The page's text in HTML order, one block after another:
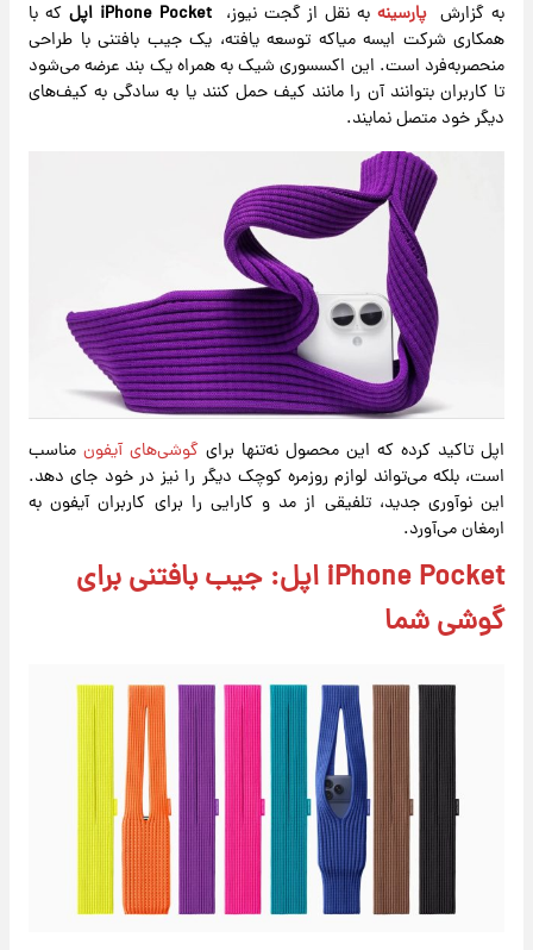
به گزارش پارسینهبه نقل از گجت نیوز،iPhone Pocket اپل
که با
همکاری شرکت ایسه میاکه توسعه یافته، یک جیب بافتنی با طراحی
منحصربه‌فرد است. این اکسسوری شیک به همراه یک بند عرضه می‌شود
تا کاربران بتوانند آن را مانند کیف حمل کنند یا به سادگی به کیف‌های
دیگر خود متصل نمایند.
اپل تاکید کرده که این محصول نه‌تنها برای گوشی‌های آیفون مناسب
است، بلکه می‌تواند لوازم روزمره کوچک دیگر را نیز در خود جای دهد.
این نوآوری جدید، تلفیقی از مد و کارایی را برای کاربران آیفون به
ارمغان می‌آورد.
iPhone Pocket اپل: جیب بافتنی برای
گوشی شما